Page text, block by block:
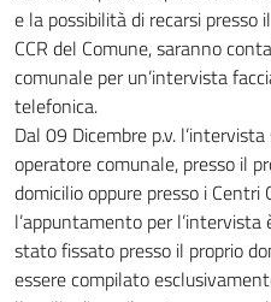
e la possibilità di recarsi presso il
CCR del Comune, saranno
comunale per un’intervista
telefonica.
Dal 09 Dicembre p.v.
operatore comunale, presso il
domicilio oppure presso i Centri
l’appuntamento per l’intervista
stato fissato presso il proprio
essere compilato